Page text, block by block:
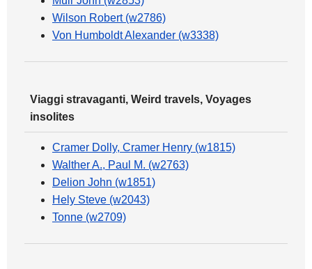
Wilson Robert (w2786)
Von Humboldt Alexander (w3338)
Viaggi stravaganti, Weird travels, Voyages
insolites
Cramer Dolly, Cramer Henry (w1815)
Walther A., Paul M. (w2763)
Delion John (w1851)
Hely Steve (w2043)
Tonne (w2709)